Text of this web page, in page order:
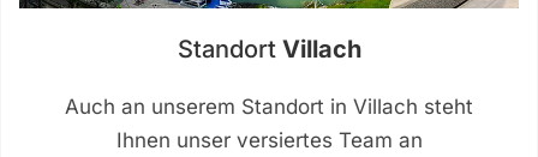
Standort Villach
Auch an unserem Standort in Villach steht
Ihnen unser versiertes Team an